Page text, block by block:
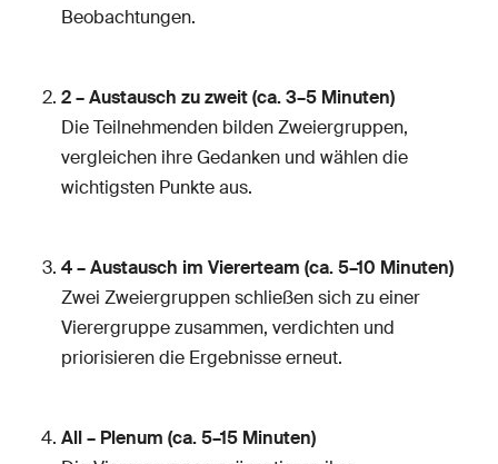
Beobachtungen.
2 – Austausch zu zweit (ca. 3–5 Minuten)
Die Teilnehmenden bilden Zweiergruppen,
vergleichen ihre Gedanken und wählen die
wichtigsten Punkte aus.
4 – Austausch im Viererteam (ca. 5–10 Minuten)
Zwei Zweiergruppen schließen sich zu einer
Vierergruppe zusammen, verdichten und
priorisieren die Ergebnisse erneut.
All – Plenum (ca. 5–15 Minuten)